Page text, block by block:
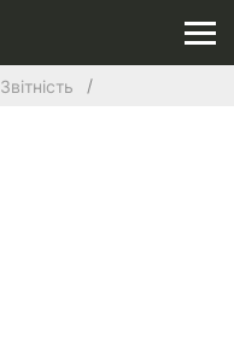
Звітність